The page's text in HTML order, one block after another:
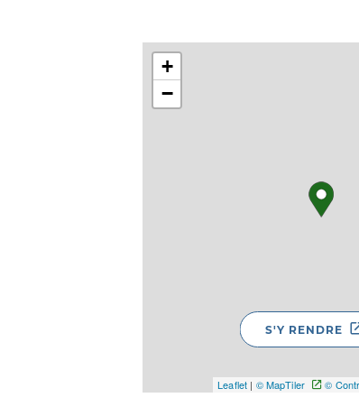
+
−
Leaflet | © MapTiler ©
S'Y RENDRE